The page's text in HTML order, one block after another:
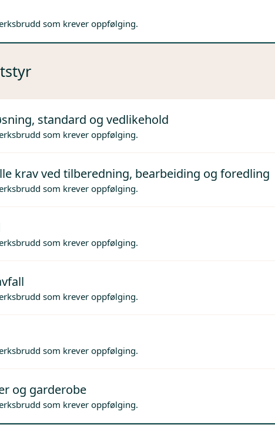
som krever oppfølging.
standard og vedlikehold
som krever oppfølging.
krav ved tilberedning, bearbeiding og foredling
som krever oppfølging.
som krever oppfølging.
som krever oppfølging.
som krever oppfølging.
og garderobe
som krever oppfølging.